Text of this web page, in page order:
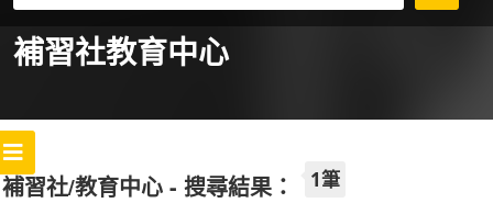
補習社教育中心
補習社/教育中心 - 搜尋結果： 1筆